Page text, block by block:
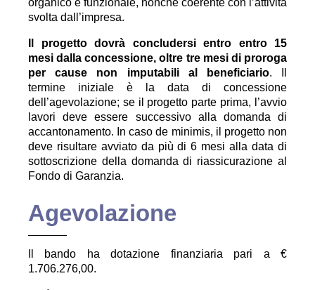
organico e funzionale, nonché coerente con l’attività
svolta dall’impresa.
Il progetto dovrà concludersi entro entro 15
mesi dalla concessione, oltre tre mesi di proroga
per cause non imputabili al beneficiario. Il
termine iniziale è la data di concessione
dell’agevolazione; se il progetto parte prima, l’avvio
lavori deve essere successivo alla domanda di
accantonamento. In caso de minimis, il progetto non
deve risultare avviato da più di 6 mesi alla data di
sottoscrizione della domanda di riassicurazione al
Fondo di Garanzia.
Agevolazione
Il bando ha dotazione finanziaria pari a €
1.706.276,00.